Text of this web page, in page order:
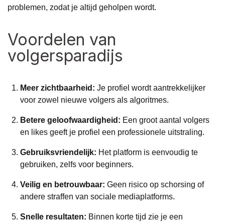
problemen, zodat je altijd geholpen wordt.
Voordelen van
volgersparadijs
Meer zichtbaarheid: Je profiel wordt aantrekkelijker
voor zowel nieuwe volgers als algoritmes.
Betere geloofwaardigheid: Een groot aantal volgers
en likes geeft je profiel een professionele uitstraling.
Gebruiksvriendelijk: Het platform is eenvoudig te
gebruiken, zelfs voor beginners.
Veilig en betrouwbaar: Geen risico op schorsing of
andere straffen van sociale mediaplatforms.
Snelle resultaten: Binnen korte tijd zie je een